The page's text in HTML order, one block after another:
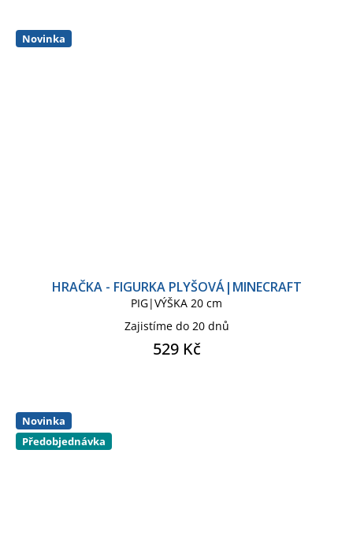
Novinka
HRAČKA - FIGURKA PLYŠOVÁ|MINECRAFT
PIG|VÝŠKA 20 cm
Zajistíme do 20 dnů
529 Kč
Novinka
Předobjednávka